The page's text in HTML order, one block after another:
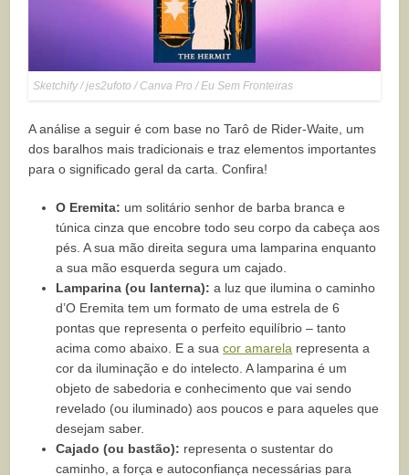
Sketchify / jes2ufoto / Canva Pro / Eu Sem Fronteiras
A análise a seguir é com base no Tarô de Rider-Waite, um
dos baralhos mais tradicionais e traz elementos importantes
para o significado geral da carta. Confira!
O Eremita: um solitário senhor de barba branca e
túnica cinza que encobre todo seu corpo da cabeça aos
pés. A sua mão direita segura uma lamparina enquanto
a sua mão esquerda segura um cajado.
Lamparina (ou lanterna): a luz que ilumina o caminho
d’O Eremita tem um formato de uma estrela de 6
pontas que representa o perfeito equilíbrio – tanto
acima como abaixo. E a suacor amarela representa a
cor da iluminação e do intelecto. A lamparina é um
objeto de sabedoria e conhecimento que vai sendo
revelado (ou iluminado) aos poucos e para aqueles que
desejam saber.
Cajado (ou bastão): representa o sustentar do
caminho, a força e autoconfiança necessárias para